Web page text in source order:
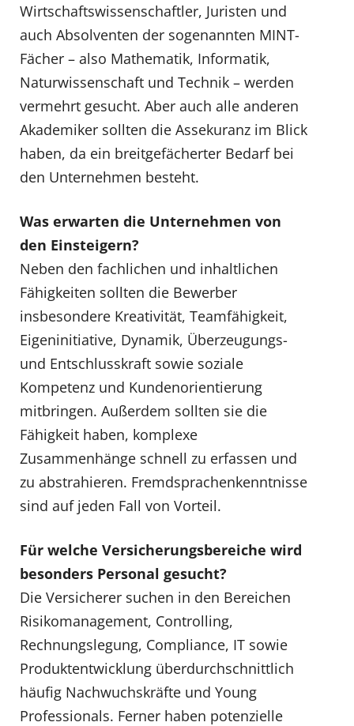
Wirtschaftswissenschaftler, Juristen und
auch Absolventen der sogenannten MINT-
Fächer – also Mathematik, Informatik,
Naturwissenschaft und Technik – werden
vermehrt gesucht. Aber auch alle anderen
Akademiker sollten die Assekuranz im Blick
haben, da ein breitgefächerter Bedarf bei
den Unternehmen besteht.
Was erwarten die Unternehmen von
den Einsteigern?
Neben den fachlichen und inhaltlichen
Fähigkeiten sollten die Bewerber
insbesondere Kreativität, Teamfähigkeit,
Eigeninitiative, Dynamik, Überzeugungs-
und Entschlusskraft sowie soziale
Kompetenz und Kundenorientierung
mitbringen. Außerdem sollten sie die
Fähigkeit haben, komplexe
Zusammenhänge schnell zu erfassen und
zu abstrahieren. Fremdsprachenkenntnisse
sind auf jeden Fall von Vorteil.
Für welche Versicherungsbereiche wird
besonders Personal gesucht?
Die Versicherer suchen in den Bereichen
Risikomanagement, Controlling,
Rechnungslegung, Compliance, IT sowie
Produktentwicklung überdurchschnittlich
häufig Nachwuchskräfte und Young
Professionals. Ferner haben potenzielle